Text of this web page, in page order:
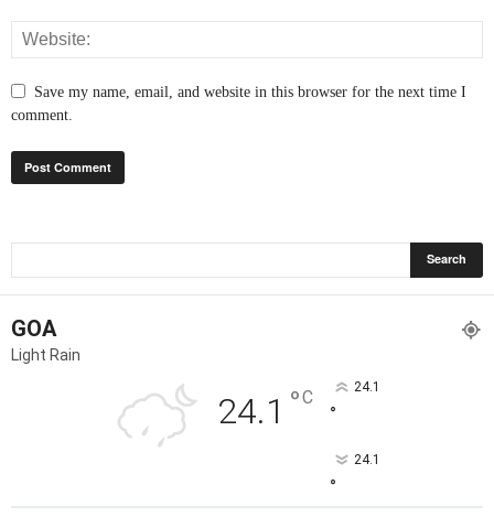
Save my name, email, and website in this browser for the next time I
comment.
GOA
Light Rain
24.1 °C 24.1
°
24.1
°